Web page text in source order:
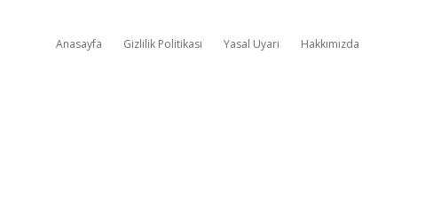
Anasayfa Gizlilik Politikası Yasal Uyarı Hakkımızda